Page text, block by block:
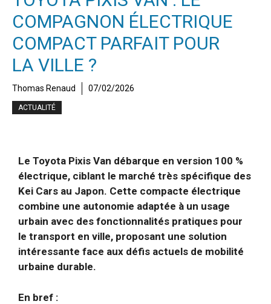
COMPAGNON ÉLECTRIQUE
COMPACT PARFAIT POUR
LA VILLE ?
Thomas Renaud 07/02/2026
ACTUALITÉ
Le Toyota Pixis Van débarque en version 100 %
électrique, ciblant le marché très spécifique des
Kei Cars au Japon. Cette compacte électrique
combine une autonomie adaptée à un usage
urbain avec des fonctionnalités pratiques pour
le transport en ville, proposant une solution
intéressante face aux défis actuels de mobilité
urbaine durable.
En bref :